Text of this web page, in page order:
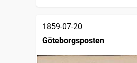
1859-07-20
Göteborgsposten